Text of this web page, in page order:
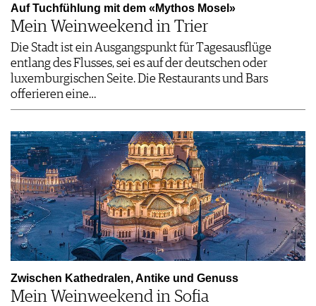
Auf Tuchfühlung mit dem «Mythos Mosel»
Mein Weinweekend in Trier
Die Stadt ist ein Ausgangspunkt für Tagesausflüge
entlang des Flusses, sei es auf der deutschen oder
luxemburgischen Seite. Die Restaurants und Bars
offerieren eine…
Zwischen Kathedralen, Antike und Genuss
Mein Weinweekend in Sofia